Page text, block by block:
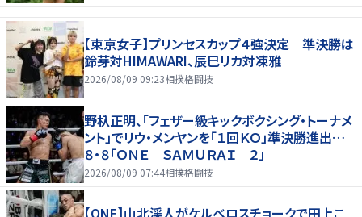
【東京女子】プリンセスカップ４強決定 準決勝は
鈴芽対HIMAWARI、辰巳リカ対凍雅
2026/08/09 09:23相撲格闘技
野杁正明、「フェザー級キックボクシング・トーナメ
ント」でリウ・メンヤンを「１回ＫＯ」準決勝進出…
８・８「ＯＮＥ ＳＡＭＵＲＡＩ ２」
2026/08/09 07:44相撲格闘技
【ONE】山北渓人がケルベロスチョークで田上こ